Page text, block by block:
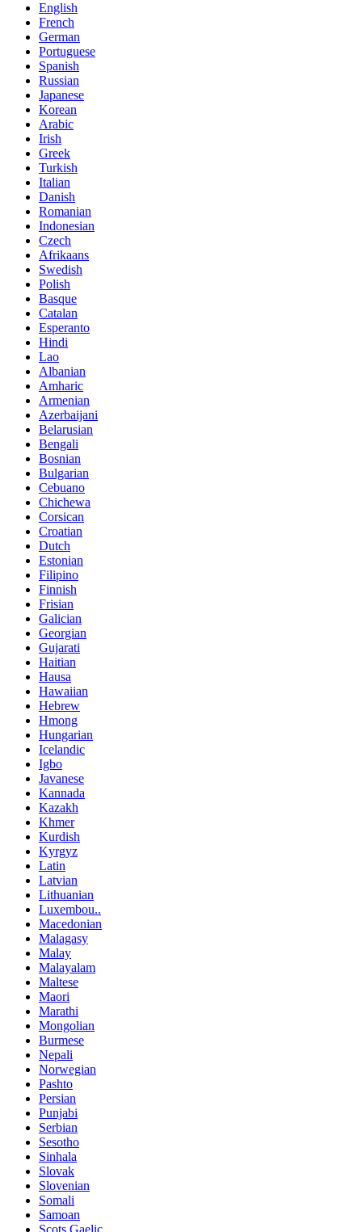
English
French
German
Portuguese
Spanish
Russian
Japanese
Korean
Arabic
Irish
Greek
Turkish
Italian
Danish
Romanian
Indonesian
Czech
Afrikaans
Swedish
Polish
Basque
Catalan
Esperanto
Hindi
Lao
Albanian
Amharic
Armenian
Azerbaijani
Belarusian
Bengali
Bosnian
Bulgarian
Cebuano
Chichewa
Corsican
Croatian
Dutch
Estonian
Filipino
Finnish
Frisian
Galician
Georgian
Gujarati
Haitian
Hausa
Hawaiian
Hebrew
Hmong
Hungarian
Icelandic
Igbo
Javanese
Kannada
Kazakh
Khmer
Kurdish
Kyrgyz
Latin
Latvian
Lithuanian
Luxembou..
Macedonian
Malagasy
Malay
Malayalam
Maltese
Maori
Marathi
Mongolian
Burmese
Nepali
Norwegian
Pashto
Persian
Punjabi
Serbian
Sesotho
Sinhala
Slovak
Slovenian
Somali
Samoan